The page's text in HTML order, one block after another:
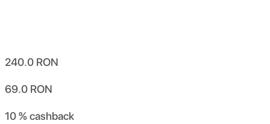
240.0 RON
69.0 RON
10 %cashback